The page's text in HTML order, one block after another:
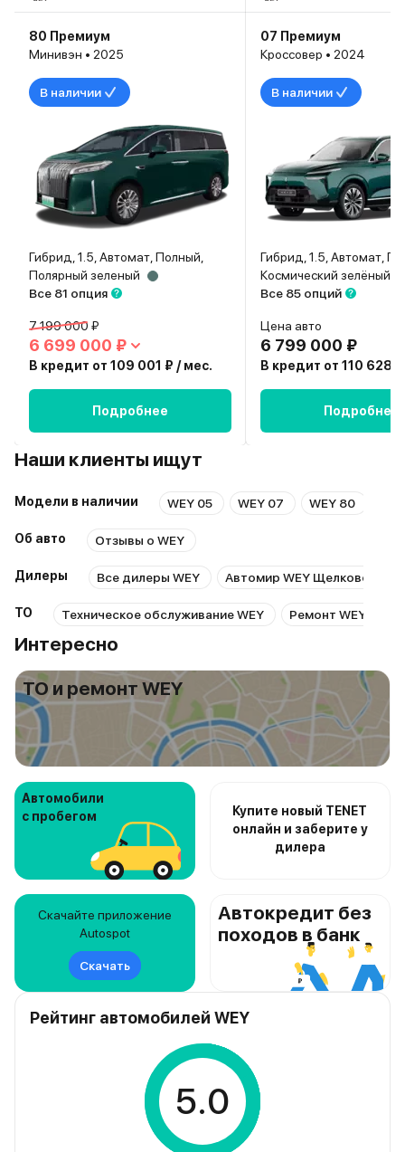
80 Премиум
Минивэн • 2025
В наличии
Гибрид, 1.5, Автомат, Полный,
Полярный зеленый
Все 81 опция
7 199 000 ₽
6 699 000 ₽
В кредит от 109 001 ₽ / мес.
Подробнее
07 Премиум
Кроссовер • 2024
В наличии
Гибрид, 1.5, Автомат,
Космический зелёный
Все 85 опций
Цена авто
6 799 000 ₽
В кредит от 110 628
Подробнее
Наши клиенты ищут
Модели в наличии WEY 05 WEY 07 WEY 80
Об авто Отзывы о WEY
Дилеры Все дилеры WEY Автомир WEY Щелковская
ТО Техническое обслуживание WEY Ремонт WEY
Интересно
ТО и ремонт WEY
Автомобили
с пробегом
Купите новый TENET
онлайн и заберите у
дилера
Скачайте приложение
Autospot
Скачать
Автокредит без
походов в банк
Рейтинг автомобилей WEY
5.0